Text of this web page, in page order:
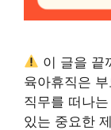
이 글을 끝
육아휴직은
직무를 떠나
있는 중요한